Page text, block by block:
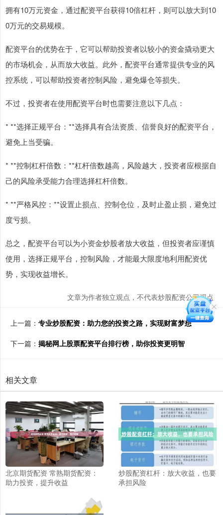
拥有10万元资金，通过配资平台获得10倍杠杆，则可以放大到10
0万元的交易规模。
配资平台的优势在于，它可以帮助投资者以较小的资金撬动更大
的市场机会，从而放大收益。此外，配资平台通常提供专业的风
控系统，可以帮助投资者控制风险，避免爆仓等损失。
不过，投资者在使用配资平台时也需要注意以下几点：
* **选择正规平台：**选择具有合法资质、信誉良好的配资平台，
避免上当受骗。
* **控制杠杆倍数：**杠杆倍数越高，风险越大，投资者应根据自
己的风险承受能力合理选择杠杆倍数。
* **严格风控：**设置止损点、控制仓位，及时止盈止损，避免过
度亏损。
总之，配资平台可以为小资金炒股者放大收益，但投资者应谨慎
使用，选择正规平台，控制风险，才能最大限度地利用配资优
势，实现收益增长。
文章为作者独立观点，不代表炒股配资公司观点
上一篇： 专业炒股配资：助力您的投资之路，实现财富梦想
下一篇： 揭秘网上股票配资平台排行榜，助你投资更明智
相关文章
北京期货配资 常熟期货配资：
助力投资，提升收益
炒股配资杠杆：放大收益，也要
承担风险